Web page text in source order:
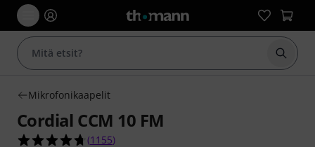
Aloita
Mikrofonikaapelit
Cordial CCM 10 FM
4.7 tähteä viidestä yhteensä 1155
(1155)